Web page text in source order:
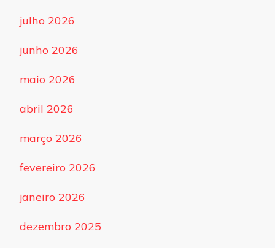
julho 2026
junho 2026
maio 2026
abril 2026
março 2026
fevereiro 2026
janeiro 2026
dezembro 2025